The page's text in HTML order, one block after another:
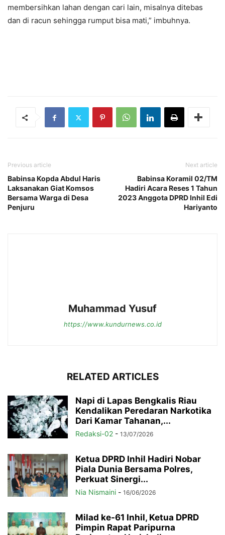
membersihkan lahan dengan cari lain, misalnya ditebas
dan di racun sehingga rumput bisa mati,” imbuhnya.
Previous article
Babinsa Kopda Abdul Haris
Laksanakan Giat Komsos
Bersama Warga di Desa
Penjuru
Next article
Babinsa Koramil 02/TM
Hadiri Acara Reses 1 Tahun
2023 Anggota DPRD Inhil Edi
Hariyanto
Muhammad Yusuf
https://www.kundurnews.co.id
RELATED ARTICLES
Napi di Lapas Bengkalis Riau
Kendalikan Peredaran Narkotika
Dari Kamar Tahanan,...
Redaksi-02 - 13/07/2026
Ketua DPRD Inhil Hadiri Nobar
Piala Dunia Bersama Polres,
Perkuat Sinergi...
Nia Nismaini - 16/06/2026
Milad ke-61 Inhil, Ketua DPRD
Pimpin Rapat Paripurna